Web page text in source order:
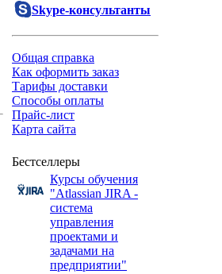
Skype-консультанты
Общая справка
Как оформить заказ
Тарифы доставки
Способы оплаты
Прайс-лист
Карта сайта
Бестселлеры
Курсы обучения
"Atlassian JIRA -
система
управления
проектами и
задачами на
предприятии"